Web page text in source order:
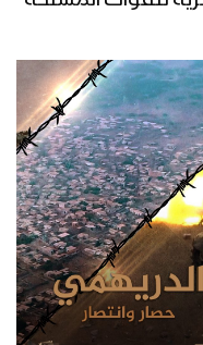
للقوات المسلحة